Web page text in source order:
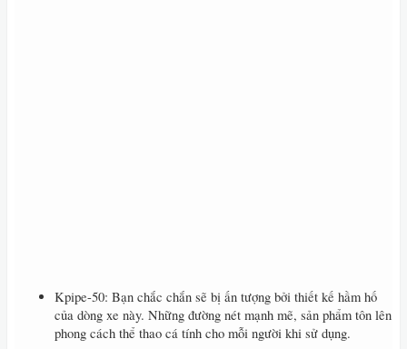
Kpipe-50: Bạn chắc chắn sẽ bị ấn tượng bởi thiết kế hầm hố
của dòng xe này. Những đường nét mạnh mẽ, sản phẩm tôn lên
phong cách thể thao cá tính cho mỗi người khi sử dụng.